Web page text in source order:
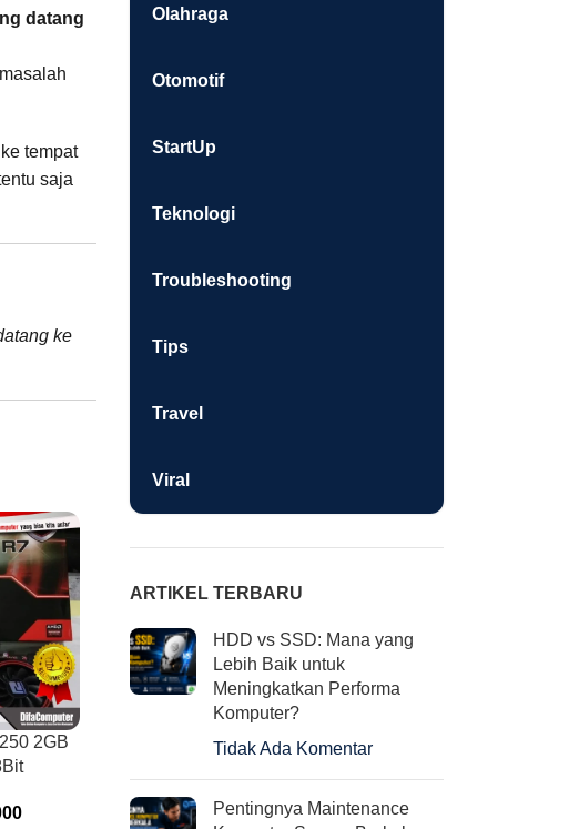
datang
tempat
saja
ke
2GB
AMD Ryzen 5 5600X 6
Logitech Keyboard Mouse
Olahraga
Otomotif
StartUp
Teknologi
Troubleshooting
Tips
Travel
Viral
ARTIKEL TERBARU
HDD vs SSD: Mana yang
Lebih Baik untuk
Meningkatkan Performa
Komputer?
Tidak Ada Komentar
Pentingnya Maintenance